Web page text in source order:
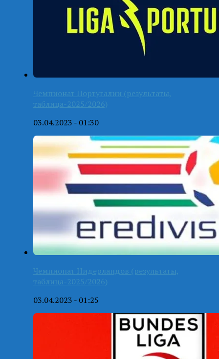
Чемпионат Португалии (результаты,
таблица-2025/2026)
03.04.2023 - 01:30
Чемпионат Нидерландов (результаты,
таблица-2025/2026)
03.04.2023 - 01:25